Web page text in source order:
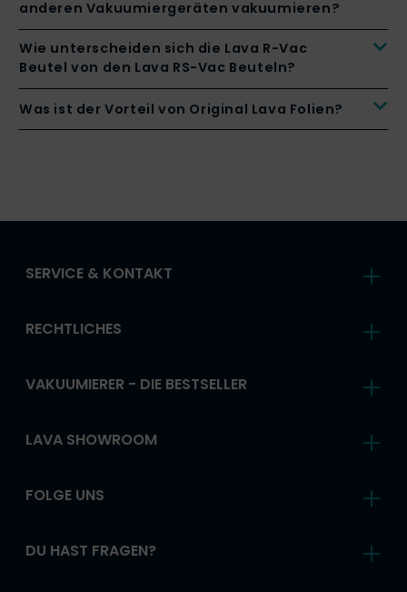
anderen Vakuumiergeräten vakuumieren?
Wie unterscheiden sich die Lava R-Vac
Beutel von den Lava RS-Vac Beuteln?
Was ist der Vorteil von Original Lava Folien?
SERVICE & KONTAKT
RECHTLICHES
VAKUUMIERER - DIE BESTSELLER
LAVA SHOWROOM
FOLGE UNS
DU HAST FRAGEN?